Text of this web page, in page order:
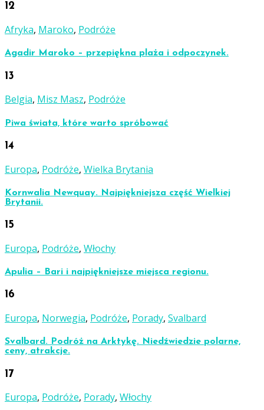
12
Afryka, Maroko, Podróże
Agadir Maroko – przepiękna plaża i odpoczynek.
13
Belgia, Misz Masz, Podróże
Piwa świata, które warto spróbować
14
Europa, Podróże, Wielka Brytania
Kornwalia Newquay. Najpiękniejsza część Wielkiej
Brytanii.
15
Europa, Podróże, Włochy
Apulia – Bari i najpiękniejsze miejsca regionu.
16
Europa, Norwegia, Podróże, Porady, Svalbard
Svalbard. Podróż na Arktykę. Niedźwiedzie polarne,
ceny, atrakcje.
17
Europa, Podróże, Porady, Włochy